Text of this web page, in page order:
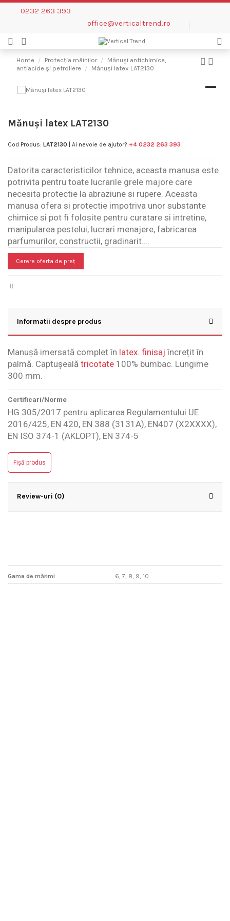
0232 263 393
office@verticaltrend.ro
Home Protecția mâinilor
Mănuşi antichimice,
antiacide şi petroliere
Mănuși latex LAT2130
Mănuși latex LAT2130
Cod Produs: LAT2130 | Ai nevoie de ajutor? +4 0232 263 393
Datorita caracteristicilor tehnice, aceasta manusa este
potrivita pentru toate lucrarile grele majore care
necesita protectie la abraziune si rupere. Aceasta
manusa ofera si protectie impotriva unor substante
chimice si pot fi folosite pentru curatare si intretine,
manipularea pestelui, lucrari menajere, fabricarea
parfumurilor, constructii, gradinarit....
Cerere oferta de preț
Informatii despre produs
Manușă imersată complet în latex finisaj încrețit în
palmă. Captușeală tricotate 100% bumbac. Lungime
300 mm.
Certificari/Norme
HG 305/2017 pentru aplicarea Regulamentului UE
2016/425, EN 420, EN 388 (3131A), EN407 (X2XXXX),
EN ISO 374-1 (AKLOPT), EN 374-5
Fișă produs
Review-uri (0)
Gama de mărimi 6, 7, 8, 9, 10